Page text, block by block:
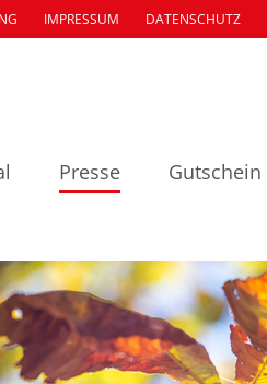
IMPRESSUM DATENSCHUTZ
Presse Gutschein